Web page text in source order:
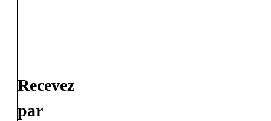
Recevez
par